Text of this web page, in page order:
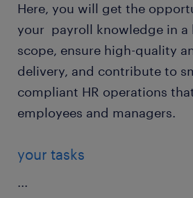
Here, you will get the
your payroll knowledge in a
scope, ensure high-quality
delivery, and contribute to
compliant HR operations
employees and managers.
your tasks
...